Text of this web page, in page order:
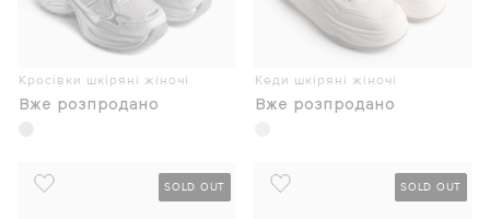
Кросівки шкіряні жіночі
Вже розпродано
Кеди шкіряні жіночі
Вже розпродано
SOLD OUT SOLD OUT